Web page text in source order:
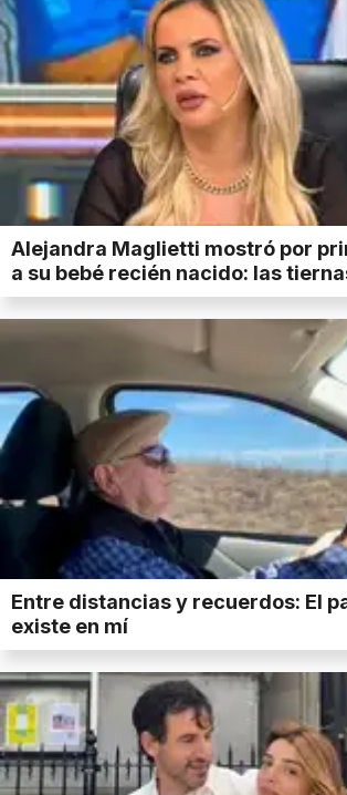
Alejandra Maglietti mostró por
a su bebé recién nacido: las
Entre distancias y recuerdos: El
existe en mí